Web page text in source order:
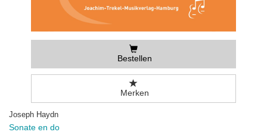
Bestellen
Merken
Joseph Haydn
Sonate en do